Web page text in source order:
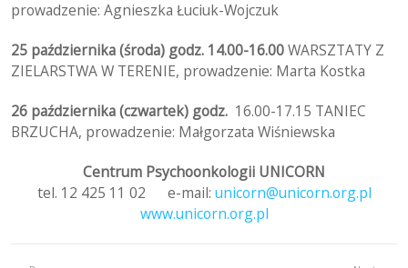
prowadzenie: Agnieszka Łuciuk-Wojczuk
25 października (środa) godz. 14.00-16.00WARSZTATY Z
ZIELARSTWA W TERENIE, prowadzenie: Marta Kostka
26 października (czwartek) godz. 16.00-17.15 TANIEC
BRZUCHA, prowadzenie: Małgorzata Wiśniewska
Centrum Psychoonkologii UNICORN
tel. 12 425 11 02 e-mail: unicorn@unicorn.org.pl
www.unicorn.org.pl